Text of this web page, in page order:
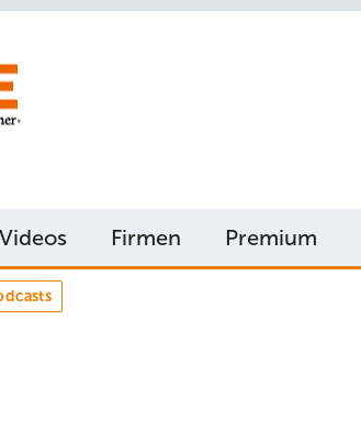
Videos Firmen Premium